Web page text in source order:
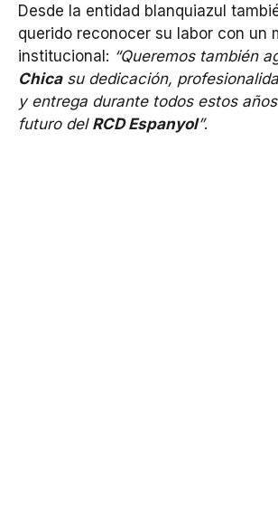
Desde la entidad blanquiazul
querido reconocer su labor con un
institucional: “Queremos también
Chicasu dedicación,
y entrega durante todos estos
futuro del RCD Espanyol”.